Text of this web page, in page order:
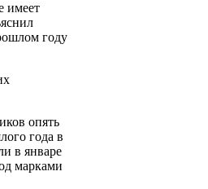
имеет
году
опять
года в
в январе
марками